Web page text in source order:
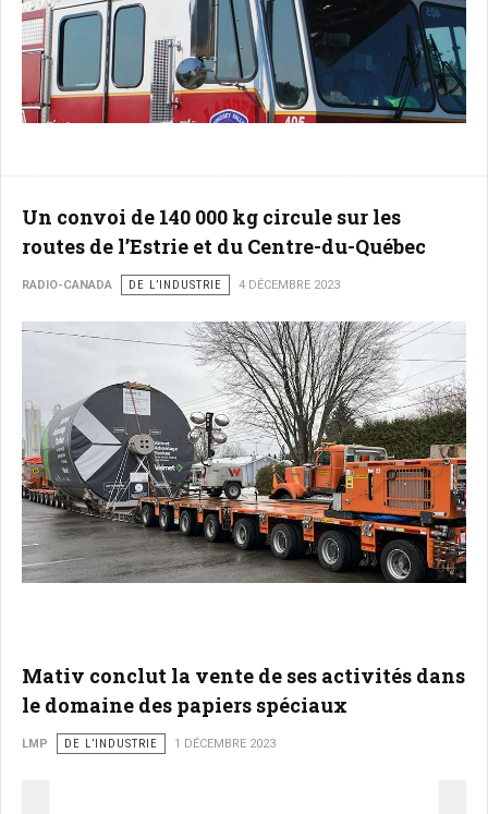
Un convoi de 140 000 kg circule sur les
routes de l’Estrie et du Centre-du-Québec
RADIO-CANADA DE L’INDUSTRIE 4 DÉCEMBRE 2023
Mativ conclut la vente de ses activités dans
le domaine des papiers spéciaux
LMP DE L’INDUSTRIE 1 DÉCEMBRE 2023